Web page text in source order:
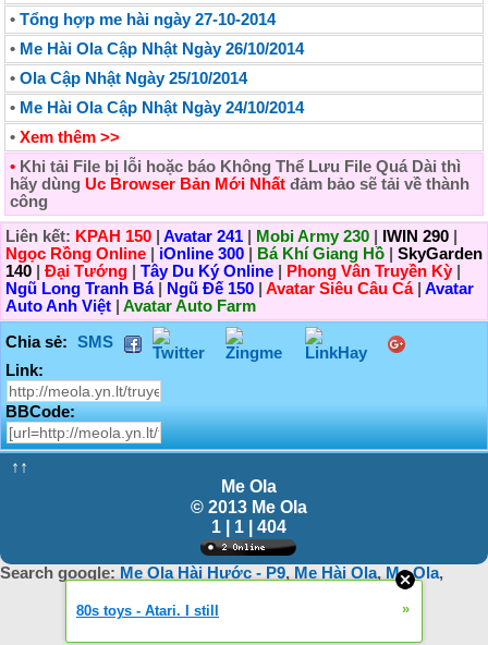
• Tổng hợp me hài ngày 27-10-2014
• Me Hài Ola Cập Nhật Ngày 26/10/2014
• Ola Cập Nhật Ngày 25/10/2014
• Me Hài Ola Cập Nhật Ngày 24/10/2014
• Xem thêm >>
• Khi tải File bị lỗi hoặc báo Không Thể Lưu File Quá Dài thì
hãy dùng Uc Browser Bản Mới Nhất đảm bảo sẽ tải về thành
công
Liên kết: KPAH 150 Avatar 241 Mobi Army 230 IWIN 290
Ngọc Rồng Online
iOnline 300 Bá Khí Giang Hồ
SkyGarden
140
Đại Tướng Tây Du Ký Online Phong Vân Truyền Kỳ|
Ngũ Long Tranh Bá| Ngũ Đế 150 Avatar Siêu Câu Cá| Avatar
Auto Anh Việt
Avatar Auto Farm
Chia sẻ:
SMS
Link:
BBCode:
↑↑
Me Ola
© 2013 Me Ola
1 | 1 | 404
Search google: Me Ola Hài Hước - P9, Me Hài Ola, Me Ola,
80s toys - Atari. I still »